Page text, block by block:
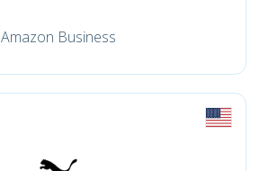
Amazon Business